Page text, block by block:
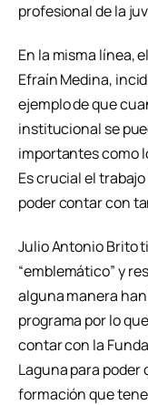
profesional de la
En la misma línea,
Efraín Medina,
ejemplo de que
institucional se
importantes como
Es crucial el
poder contar con
Julio Antonio Brito
“emblemático” y
alguna manera
programa por lo
contar con la
Laguna para
formación que